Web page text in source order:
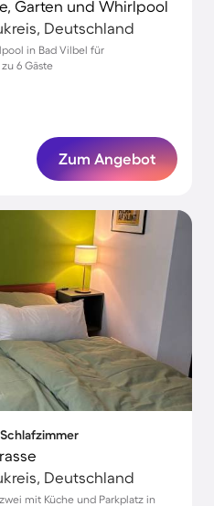
Garten und Whirlpool
Deutschland
in Bad Vilbel für
6 Gäste
Zum Angebot
Schlafzimmer
Deutschland
mit Küche und Parkplatz in